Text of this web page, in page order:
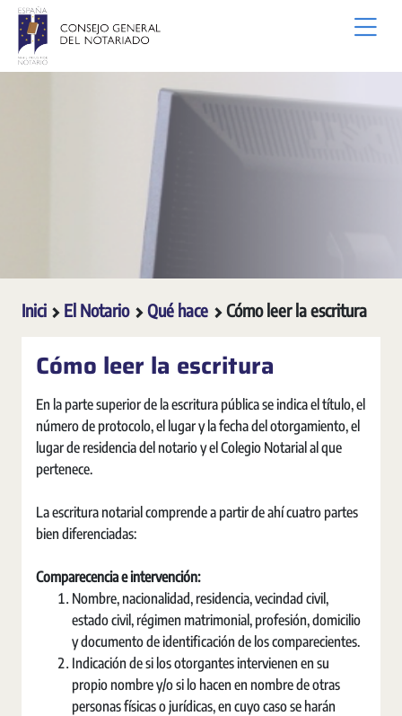
Salta al contingut principal
Inici El Notario Qué hace Cómo leer la escritura
Cómo leer la escritura
En la parte superior de la escritura pública se indica el título, el
número de protocolo, el lugar y la fecha del otorgamiento, el
lugar de residencia del notario y el Colegio Notarial al que
pertenece.
La escritura notarial comprende a partir de ahí cuatro partes
bien diferenciadas:
Comparecencia e intervención:
Nombre, nacionalidad, residencia, vecindad civil,
estado civil, régimen matrimonial, profesión, domicilio
y documento de identificación de los comparecientes.
Indicación de si los otorgantes intervienen en su
propio nombre y/o si lo hacen en nombre de otras
personas físicas o jurídicas, en cuyo caso se harán